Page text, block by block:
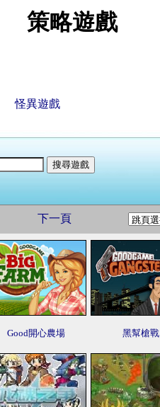
策略遊戲
怪異遊戲
下一頁
Good開心農場 黑幫槍戰